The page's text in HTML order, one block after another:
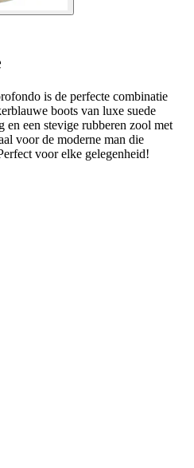
is de perfecte combinatie
boots van luxe suede
en een stevige rubberen zool met
voor de moderne man die
voor elke gelegenheid!